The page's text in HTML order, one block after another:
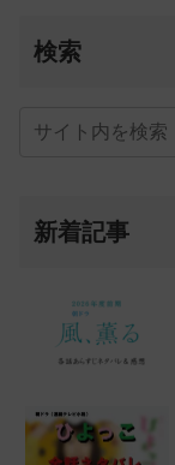
検索
新着記事